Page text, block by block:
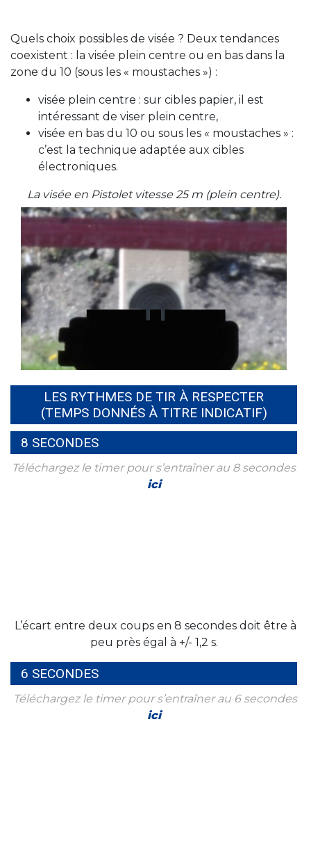
Quels choix possibles de visée ? Deux tendances
coexistent : la visée plein centre ou en bas dans la
zone du 10 (sous les « moustaches ») :
visée plein centre : sur cibles papier, il est
intéressant de viser plein centre,
visée en bas du 10 ou sous les « moustaches » :
c’est la technique adaptée aux cibles
électroniques.
La visée en Pistolet vitesse 25 m (plein centre).
LES RYTHMES DE TIR À RESPECTER
(TEMPS DONNÉS À TITRE INDICATIF)
8 SECONDES
Téléchargez le timer pour s’entraîner au 8 secondes
ici
L’écart entre deux coups en 8 secondes doit être à
peu près égal à +/- 1,2 s.
6 SECONDES
Téléchargez le timer pour s’entraîner au 6 secondes
ici